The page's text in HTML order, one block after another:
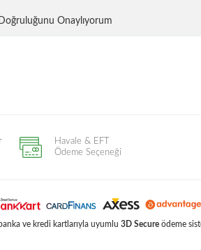
Onaylıyorum
Havale & EFT
Ödeme Seçeneği
ve kredi kartlarıyla uyumlu 3D Secureödeme